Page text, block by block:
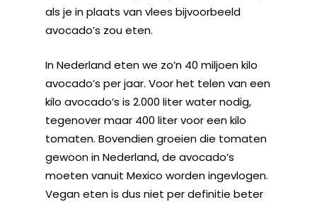
als je in plaats van vlees bijvoorbeeld
avocado’s zou eten.
In Nederland eten we zo’n 40 miljoen kilo
avocado’s per jaar. Voor het telen van een
kilo avocado’s is 2.000 liter water nodig,
tegenover maar 400 liter voor een kilo
tomaten. Bovendien groeien die tomaten
gewoon in Nederland, de avocado’s
moeten vanuit Mexico worden ingevlogen.
Vegan eten is dus niet per definitie beter